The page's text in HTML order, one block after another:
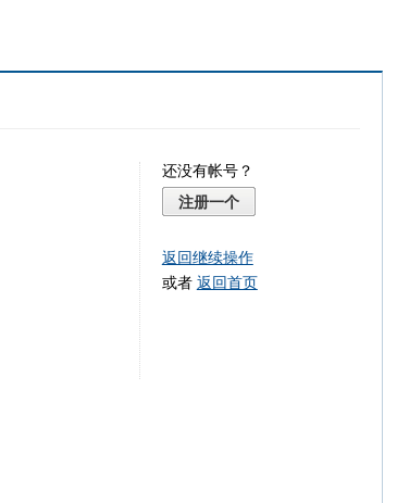
还没有帐号？
注册一个
返回继续操作
或者 返回首页